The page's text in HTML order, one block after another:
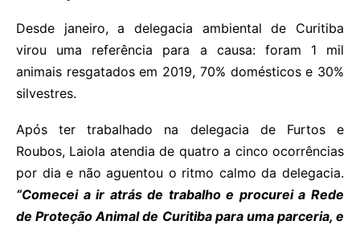
Desde janeiro, a delegacia ambiental de Curitiba
virou uma referência para a causa: foram 1 mil
animais resgatados em 2019, 70% domésticos e 30%
silvestres.
Após ter trabalhado na delegacia de Furtos e
Roubos, Laiola atendia de quatro a cinco ocorrências
por dia e não aguentou o ritmo calmo da delegacia.
“Comecei a ir atrás de trabalho e procurei a Rede
de Proteção Animal de Curitiba para uma parceria, e